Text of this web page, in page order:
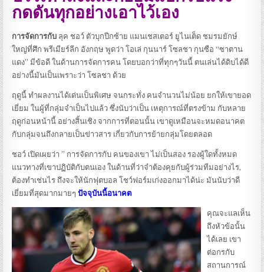
กดดันทุกอย่างเอาไว้เอง
การจัดการกับ ลุค ชอว์ ตัวบุกปีกซ้าย แมนเชสเตอร์ ยูไนเต็ด ชมรมยักษ์
ใหญ่ที่ศึก พรีเมียร์ลีก อังกฤษ พูดว่า โอเล่ กุนนาร์ โซลชา กุนซือ “ซาตาน
แดง” มีข้อดี ในด้านการจัดการคน โดยบอกว่าที่ทุกๆวันนี้ ตนเล่นได้ดิบได้ดี
อย่างนี้มันเป็นเพราะว่า โซลชา ด้วย
ฤดูนี้ ทำผลงานได้เด่นเป็นพิเศษ จนกระทั่ง คนจำนวนไม่น้อย ยกให้เขายอด
เยี่ยม ในผู้ที่กลุ่มจำเป็นไปแล้ว ซึ่งนับว่าเป็น เหตุการณ์ที่ตรงข้าม กับหลาย
ฤดูก่อนหน้านี้ อย่างสิ้นเชิง จากการที่ตอนนั้น เขาดูเหมือนจะหมดอนาคต
กับกลุ่มจนถึงกลายเป็นข่าวสาร เกี่ยวกับการย้ายกลุ่มโดยตลอด
ชอว์ เปิดเผยว่า ” การจัดการกับ คนของเขา ไม่เป็นสอง รองผู้ใดทั้งหมด
แนวทางที่เขาปฏิบัติกับตนเอง ในด้านที่ว่าจำต้องคุยกับผู้ร่วมทีมอย่างไร,
ต้องทำเช่นไร ถึงจะให้นักฟุตบอล โชว์ฟอร์มเก่งออกมาได้น่ะ มันนับว่าดี
เยี่ยมที่สุดมากมายๆปัจจุบันนี้อนาคต
คุณจะแลเห็น
ถึงหัวข้อนั้น
ได้เลย เขา
ต่อกรกับ
สถานการณ์